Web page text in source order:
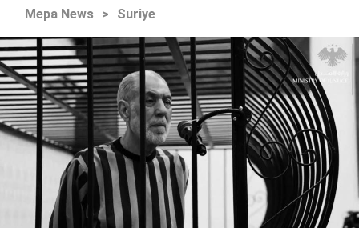
Mepa News > Suriye